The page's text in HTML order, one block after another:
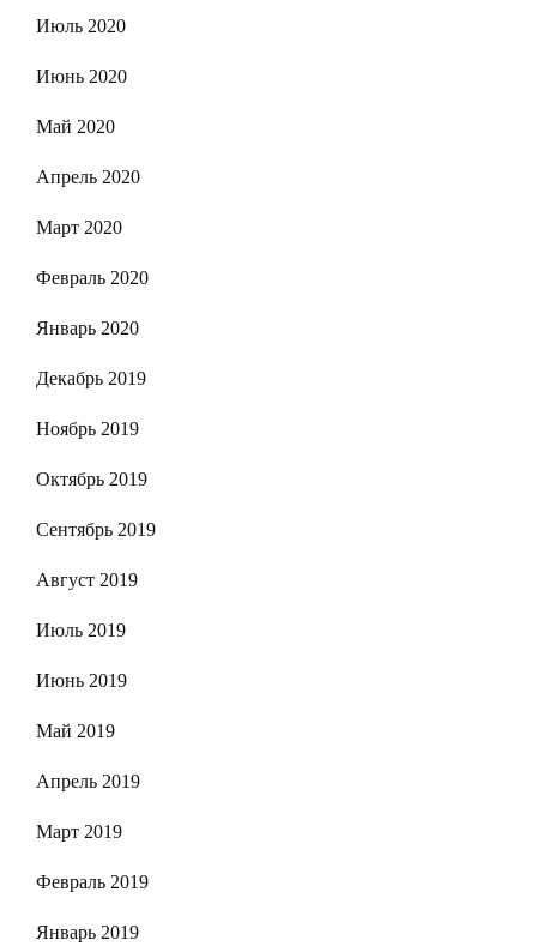
Июль 2020
Июнь 2020
Май 2020
Апрель 2020
Март 2020
Февраль 2020
Январь 2020
Декабрь 2019
Ноябрь 2019
Октябрь 2019
Сентябрь 2019
Август 2019
Июль 2019
Июнь 2019
Май 2019
Апрель 2019
Март 2019
Февраль 2019
Январь 2019